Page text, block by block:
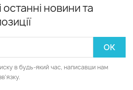
новини та
в будь-який час, написавши нам